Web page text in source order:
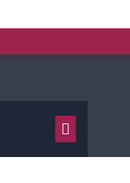
Menü-
Schalter